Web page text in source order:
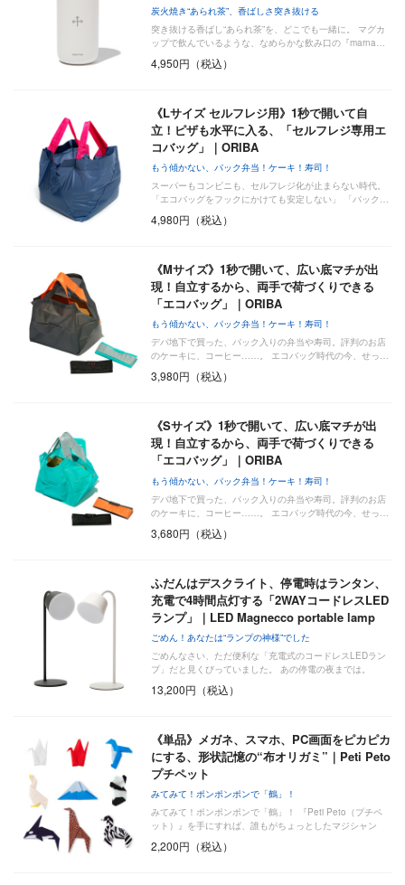
炭火焼き“あられ茶”、香ばしさ突き抜ける
突き抜ける香ばし“あられ茶”を、どこでも一緒に。 マグカ
ップで飲んでいるような、なめらかな飲み口の『marna…
4,950円（税込）
《Lサイズ セルフレジ用》1秒で開いて自
立！ピザも水平に入る、「セルフレジ専用エ
コバッグ」｜ORIBA
もう傾かない、パック弁当！ケーキ！寿司！
スーパーもコンビニも、セルフレジ化が止まらない時代。
「エコバッグをフックにかけても安定しない」 「パック…
4,980円（税込）
《Mサイズ》1秒で開いて、広い底マチが出
現！自立するから、両手で荷づくりできる
「エコバッグ」｜ORIBA
もう傾かない、パック弁当！ケーキ！寿司！
デパ地下で買った、パック入りの弁当や寿司。評判のお店
のケーキに、コーヒー……。 エコバッグ時代の今、せっ…
3,980円（税込）
《Sサイズ》1秒で開いて、広い底マチが出
現！自立するから、両手で荷づくりできる
「エコバッグ」｜ORIBA
もう傾かない、パック弁当！ケーキ！寿司！
デパ地下で買った、パック入りの弁当や寿司。評判のお店
のケーキに、コーヒー……。 エコバッグ時代の今、せっ…
3,680円（税込）
ふだんはデスクライト、停電時はランタン、
充電で4時間点灯する「2WAYコードレスLED
ランプ」｜LED Magnecco portable lamp
ごめん！あなたは“ランプの神様”でした
ごめんなさい、ただ便利な「充電式のコードレスLEDラン
プ」だと見くびっていました。 あの停電の夜までは。
13,200円（税込）
《単品》メガネ、スマホ、PC画面をピカピカ
にする、形状記憶の“布オリガミ”｜Peti Peto
プチペット
みてみて！ポンポンポンで「鶴」！
みてみて！ポンポンポンで「鶴」！ 『Peti Peto（プチペ
ット）』を手にすれば、誰もがちょっとしたマジシャン
2,200円（税込）